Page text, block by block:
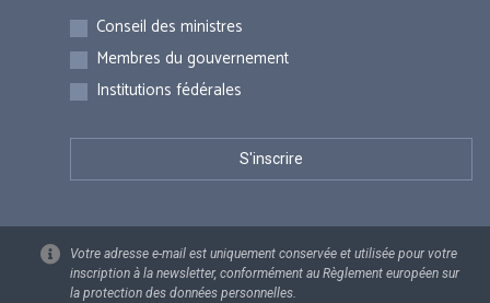
Inscriptions
Conseil des ministres
Membres du gouvernement
Institutions fédérales
Votre adresse e-mail est uniquement conservée et utilisée pour votre
inscription à la newsletter, conformément au Règlement européen sur
la protection des données personnelles.